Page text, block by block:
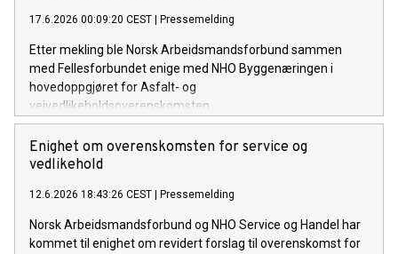
17.6.2026 00:09:20 CEST Pressemelding
Etter mekling ble Norsk Arbeidsmandsforbund sammen
med Fellesforbundet enige med NHO Byggenæringen i
hovedoppgjøret for Asfalt- og
veivedlikeholdsoverenskomsten.
Enighet om overenskomsten for service og
vedlikehold
12.6.2026 18:43:26 CEST Pressemelding
Norsk Arbeidsmandsforbund og NHO Service og Handel har
kommet til enighet om revidert forslag til overenskomst for